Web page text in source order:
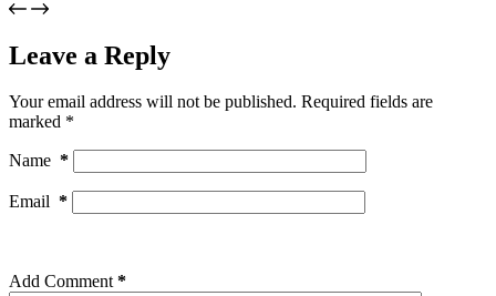
Leave a Reply
Your email address will not be published. Required fields are
marked *
Name *
Email *
Add Comment*